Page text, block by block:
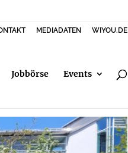
MEDIADATEN WIYOU.DE
Jobbörse Events